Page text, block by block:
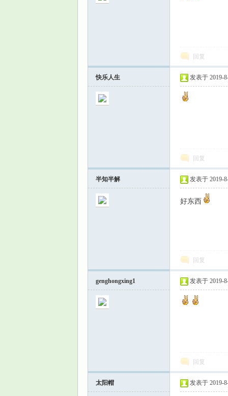
回复
快乐人生 发表于 2019-
回复
半知半解 发表于 2019-
好东西
回复
genghongxing1 发表于 2019-
回复
太阳帽 发表于 2019-